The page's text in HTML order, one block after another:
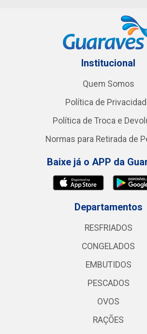
Institucional
Quem Somos
Política de
Política de Troca e
Normas para Retirada de
Baixe já o APP da
Departamentos
RESFRIADOS
CONGELADOS
EMBUTIDOS
PESCADOS
OVOS
RAÇÕES